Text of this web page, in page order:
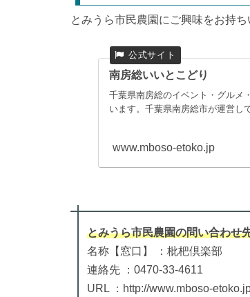
とみうら市民農園にご興味をお持
南房総いいとこどり
千葉県南房総のイベント・グルメ
います。千葉県南房総市が運営し
www.mboso-etoko.jp
とみうら市民農園の問い合わせ
名称【窓口】 ：枇杷倶楽部
連絡先 ：0470-33-4611
URL ：http://www.mboso-